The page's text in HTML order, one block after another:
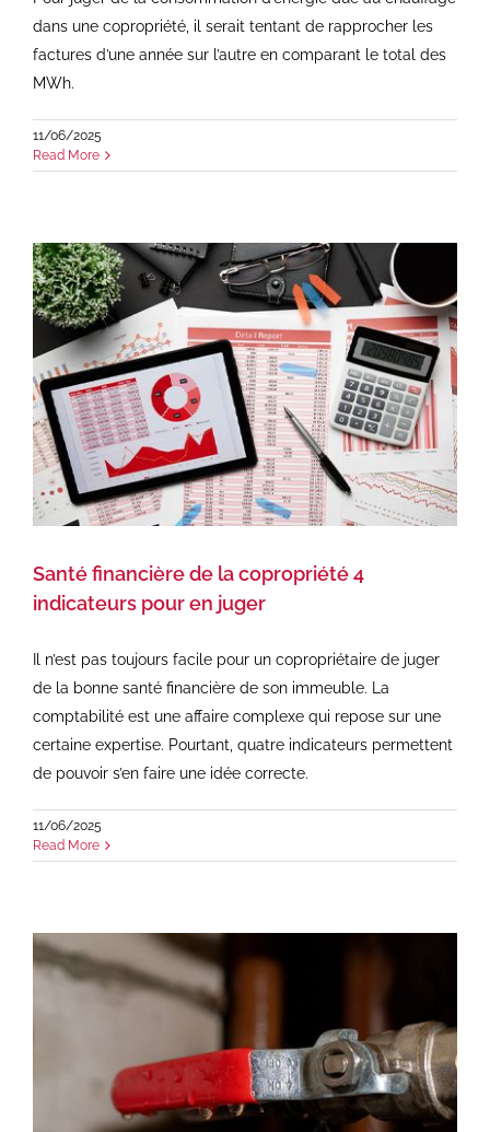
dans une copropriété, il serait tentant de rapprocher les
factures d’une année sur l’autre en comparant le total des
MWh.
11/06/2025
Read More
Santé financière de la copropriété 4
indicateurs pour en juger
Il n’est pas toujours facile pour un copropriétaire de juger
de la bonne santé financière de son immeuble. La
comptabilité est une affaire complexe qui repose sur une
certaine expertise. Pourtant, quatre indicateurs permettent
de pouvoir s’en faire une idée correcte.
11/06/2025
Read More